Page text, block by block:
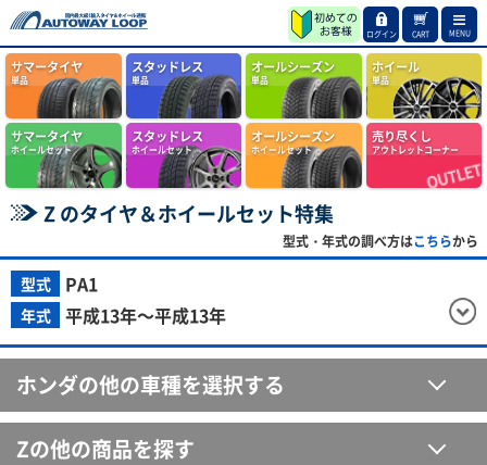
ログイン CART MENU
サマータイヤ
単品
スタッドレス
単品
オールシーズン
単品
ホイール
単品
サマータイヤ
ホイールセット
スタッドレス
ホイールセット
オールシーズン
ホイールセット
売り尽くし
アウトレットコーナー
Z のタイヤ＆ホイールセット特集
型式・年式の調べ方はこちらから
型式 PA1
年式 平成13年～平成13年
ホンダの他の車種を選択する
Zの他の商品を探す